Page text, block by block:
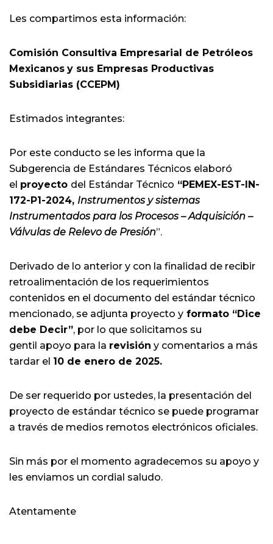
Les compartimos esta información:
Comisión Consultiva Empresarial de Petróleos
Mexicanos y sus Empresas Productivas
Subsidiarias (CCEPM)
Estimados integrantes:
Por este conducto se les informa que la
Subgerencia de Estándares Técnicos elaboró
el proyecto del Estándar Técnico “PEMEX-EST-IN-
172-P1-2024, Instrumentos y sistemas
Instrumentados para los Procesos – Adquisición –
Válvulas de Relevo de Presión”.
Derivado de lo anterior y con la finalidad de recibir
retroalimentación de los requerimientos
contenidos en el documento del estándar técnico
mencionado, se adjunta proyecto y formato “Dice
debe Decir”, por lo que solicitamos su
gentil apoyo para la revisión y comentarios a más
tardar el 10 de enero de 2025.
De ser requerido por ustedes, la presentación del
proyecto de estándar técnico se puede programar
a través de medios remotos electrónicos oficiales.
Sin más por el momento agradecemos su apoyo y
les enviamos un cordial saludo.
Atentamente